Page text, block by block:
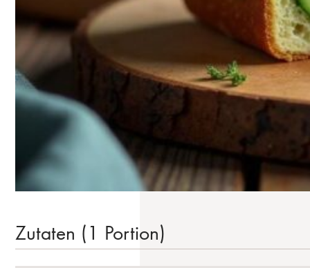
Zutaten (1 Portion)